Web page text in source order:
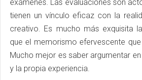
exámenes. Las evaluaciones son
tienen un vínculo eficaz con la
creativo. Es mucho más exquisita
que el memorismo efervescente
Mucho mejor es saber argumentar
y la propia experiencia.